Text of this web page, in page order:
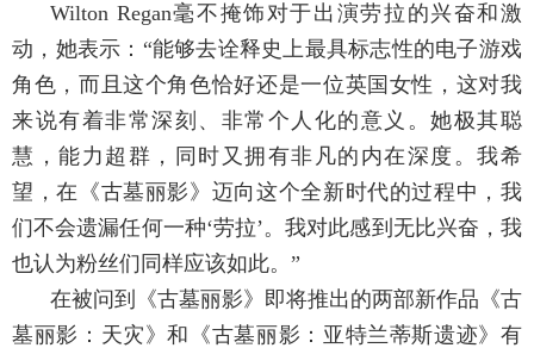
Wilton Regan毫不掩饰对于出演劳拉的兴奋和激
动，她表示：“能够去诠释史上最具标志性的电子游戏
角色，而且这个角色恰好还是一位英国女性，这对我
来说有着非常深刻、非常个人化的意义。她极其聪
慧，能力超群，同时又拥有非凡的内在深度。我希
望，在《古墓丽影》迈向这个全新时代的过程中，我
们不会遗漏任何一种‘劳拉’。我对此感到无比兴奋，我
也认为粉丝们同样应该如此。”
在被问到《古墓丽影》即将推出的两部新作品《古
墓丽影：天灾》和《古墓丽影：亚特兰蒂斯遗迹》有